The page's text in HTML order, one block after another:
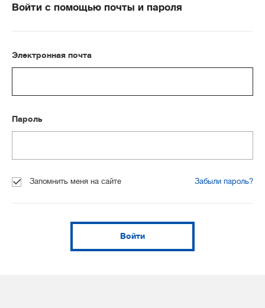
Войти с помощью почты и пароля
Электронная почта
Пароль
Запомнить меня на сайте Забыли пароль?
Войти